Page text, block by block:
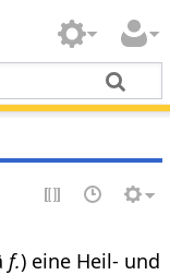
f.) eine Heil- und